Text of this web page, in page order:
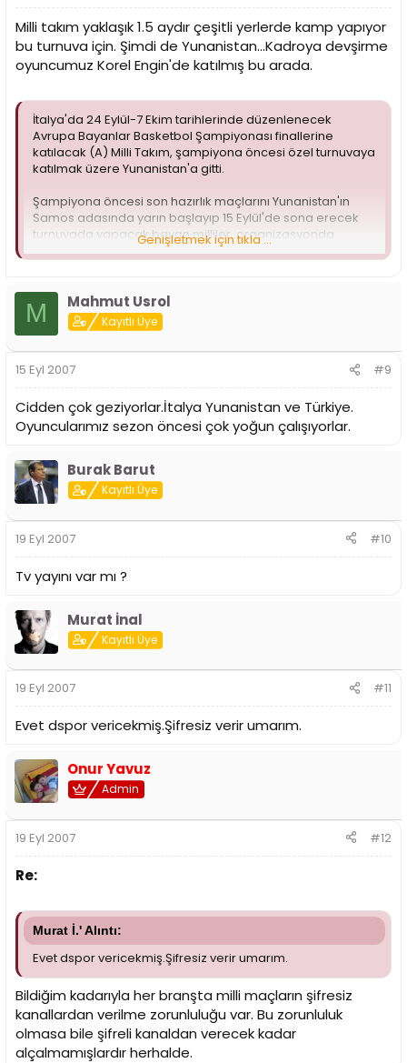
Milli takım yaklaşık 1.5 aydır çeşitli yerlerde kamp yapıyor
bu turnuva için. Şimdi de Yunanistan...Kadroya devşirme
oyuncumuz Korel Engin'de katılmış bu arada.
İtalya'da 24 Eylül-7 Ekim tarihlerinde düzenlenecek
Avrupa Bayanlar Basketbol Şampiyonası finallerine
katılacak (A) Milli Takım, şampiyona öncesi özel turnuvaya
katılmak üzere Yunanistan'a gitti.
Şampiyona öncesi son hazırlık maçlarını Yunanistan'ın
Samos adasında yarın başlayıp 15 Eylül'de sona erecek
turnuvada yapacak bayan milliler, organizasyonda
Belarus, Romanya ve Yunanistan ile karşı karşıya gelecek.
kadrosu da bu organizasyonun ardından belli olacak.
Genişletmek için tıkla ...
M Mahmut Usrol
Kayıtlı Üye
15 Eyl 2007 #9
Cidden çok geziyorlar.İtalya Yunanistan ve Türkiye.
Oyuncularımız sezon öncesi çok yoğun çalışıyorlar.
Burak Barut
Kayıtlı Üye
19 Eyl 2007 #10
Tv yayını var mı ?
Murat İnal
Kayıtlı Üye
19 Eyl 2007 #11
Evet dspor vericekmiş.Şifresiz verir umarım.
Onur Yavuz
Admin
19 Eyl 2007 #12
Re:
Murat İ.' Alıntı:
Evet dspor vericekmiş.Şifresiz verir umarım.
Bildiğim kadarıyla her branşta milli maçların şifresiz
kanallardan verilme zorunluluğu var. Bu zorunluluk
olmasa bile şifreli kanaldan verecek kadar
alçalmamışlardır herhalde.